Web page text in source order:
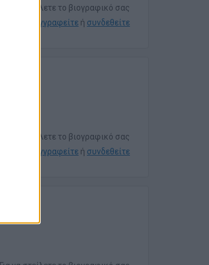
Για να στείλετε το βιογραφικό σας
εγγραφείτε ή συνδεθείτε
Για να στείλετε το βιογραφικό σας
εγγραφείτε ή συνδεθείτε